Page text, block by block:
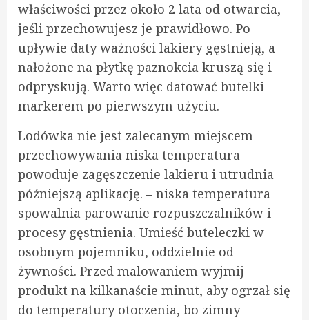
właściwości przez około 2 lata od otwarcia,
jeśli przechowujesz je prawidłowo. Po
upływie daty ważności lakiery gęstnieją, a
nałożone na płytkę paznokcia kruszą się i
odpryskują. Warto więc datować butelki
markerem po pierwszym użyciu.
Lodówka nie jest zalecanym miejscem
przechowywania niska temperatura
powoduje zagęszczenie lakieru i utrudnia
późniejszą aplikację. – niska temperatura
spowalnia parowanie rozpuszczalników i
procesy gęstnienia. Umieść buteleczki w
osobnym pojemniku, oddzielnie od
żywności. Przed malowaniem wyjmij
produkt na kilkanaście minut, aby ogrzał się
do temperatury otoczenia, bo zimny